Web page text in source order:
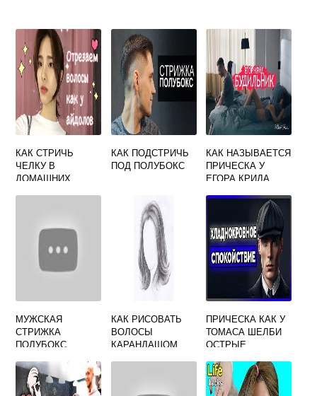
КАК СТРИЧЬ
ЧЕЛКУ В
ДОМАШНИХ
КАК ПОДСТРИЧЬ
ПОД ПОЛУБОКС
КАК НАЗЫВАЕТСЯ
ПРИЧЕСКА У
ЕГОРА КРИДА
МУЖСКАЯ
СТРИЖКА
ПОЛУБОКС
ДОМАШНИХ
УСЛОВИЯХ
КАК РИСОВАТЬ
ВОЛОСЫ
КАРАНДАШОМ
ПРИЧЕСКА КАК У
ТОМАСА ШЕЛБИ
ОСТРЫЕ